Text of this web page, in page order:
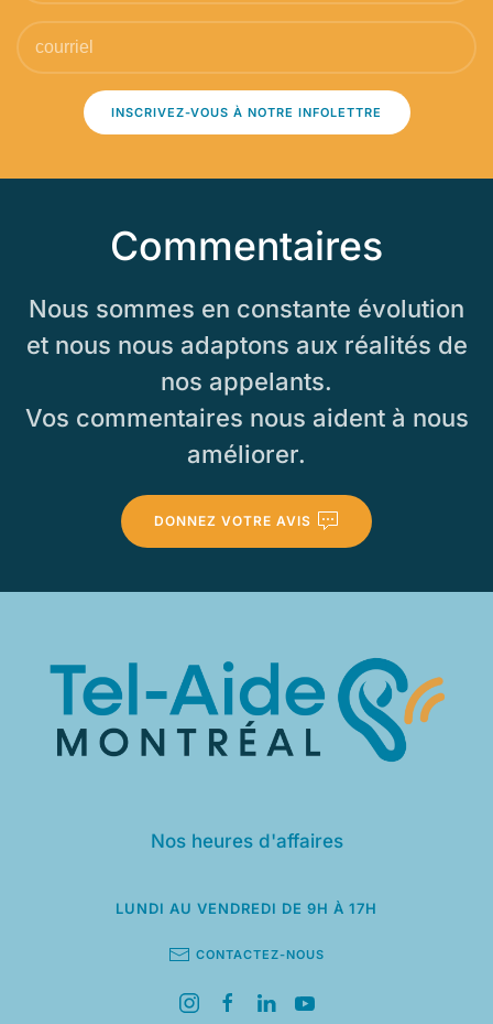
INSCRIVEZ-VOUS À NOTRE INFOLETTRE
Commentaires
Nous sommes en constante évolution
et nous nous adaptons aux réalités de
nos appelants.
Vos commentaires nous aident à nous
améliorer.
DONNEZ VOTRE AVIS
Nos heures d'affaires
LUNDI AU VENDREDI DE 9H À 17H
CONTACTEZ-NOUS